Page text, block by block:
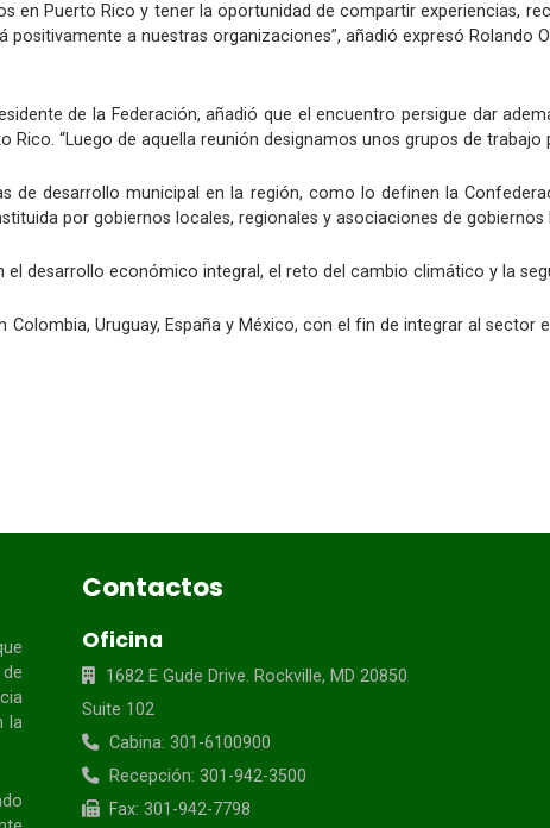
en Puerto Rico y tener la oportunidad de compartir experiencias,
a nuestras organizaciones”, añadió expresó Rolando
de la Federación, añadió que el encuentro persigue dar
“Luego de aquella reunión designamos unos grupos de
de desarrollo municipal en la región, como lo definen la
por gobiernos locales, regionales y asociaciones de
desarrollo económico integral, el reto del cambio climático y la
Colombia, Uruguay, España y México, con el fin de integrar al
la
Contactos
Oficina
1682 E Gude Drive. Rockville, MD 20850
Suite 102
Cabina: 301-6100900
Recepción: 301-942-3500
Fax: 301-942-7798